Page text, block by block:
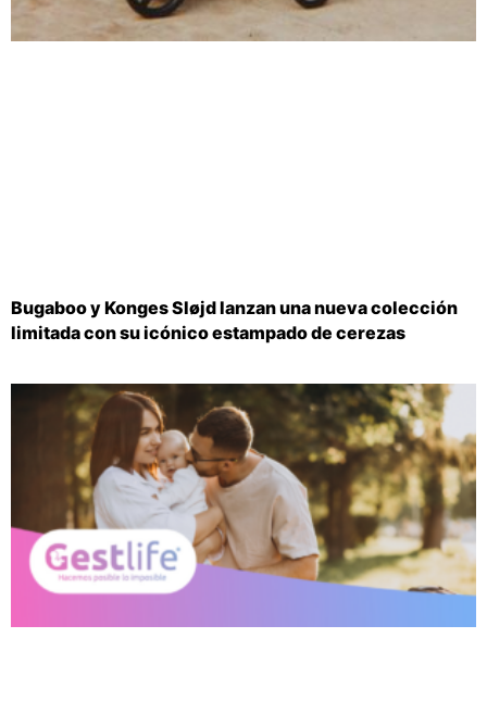
Bugaboo y Konges Sløjd lanzan una nueva colección
limitada con su icónico estampado de cerezas